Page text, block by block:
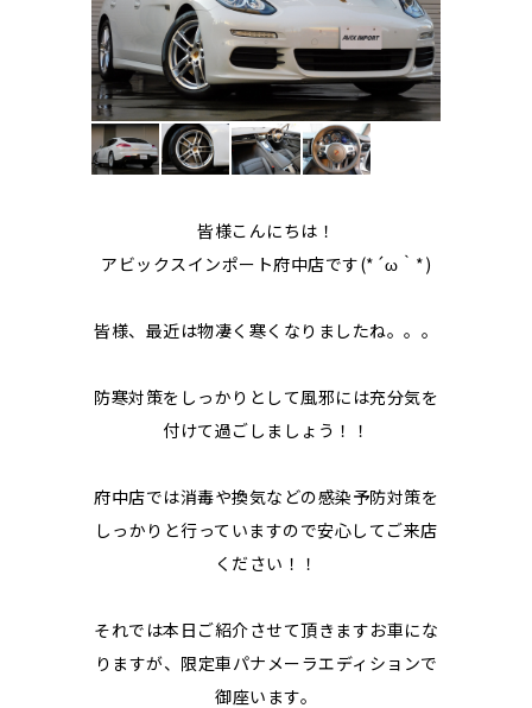
皆様こんにちは！
アビックスインポート府中店です(*´ω｀*)
皆様、最近は物凄く寒くなりましたね。。。
防寒対策をしっかりとして風邪には充分気を
付けて過ごしましょう！！
府中店では消毒や換気などの感染予防対策を
しっかりと行っていますので安心してご来店
ください！！
それでは本日ご紹介させて頂きますお車にな
りますが、限定車パナメーラエディションで
御座います。